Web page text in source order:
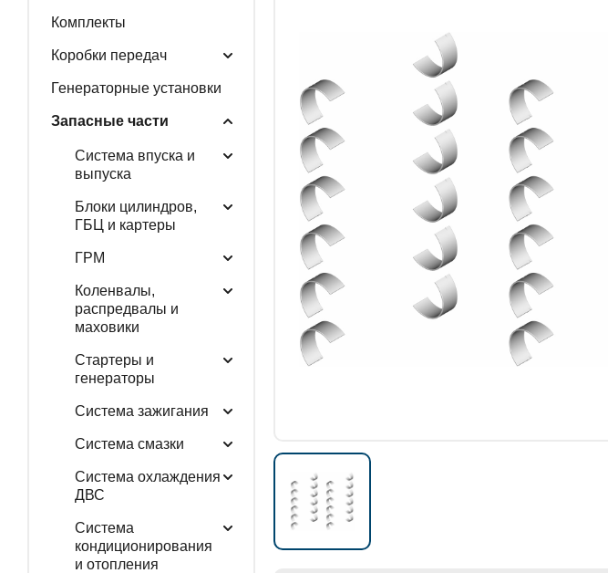
ГЕНЕРАТОРНЫЕ УСТАНОВКИ
ЗАПАСНЫЕ ЧАСТИ
РАСПРОДАЖА
Комплекты
Коробки передач
Генераторные установки
Запасные части
Система впуска и
выпуска
Блоки цилиндров,
ГБЦ и картеры
ГРМ
Коленвалы,
распредвалы и
маховики
Стартеры и
генераторы
Система зажигания
Система смазки
Система охлаждения
ДВС
Система
кондиционирования
и отопления